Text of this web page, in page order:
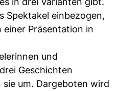
Spektakel einbezogen,
einer Präsentation in
und
Geschichten
um. Dargeboten wird